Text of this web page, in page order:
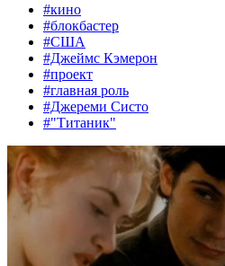
#кино
#блокбастер
#США
#Джеймс Кэмерон
#проект
#главная роль
#Джереми Систо
#"Титаник"